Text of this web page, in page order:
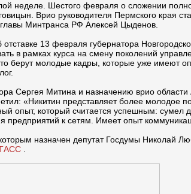
неделе. Шестого февраля о сложении
Врио руководителя Пермского края
Минтранса РФ Алексей Цыденов.
отставке 13 февраля губернатора
в рамках курса на смену поколений
берут молодые кадры, которые уже имеют
Сергея Митина и назначению врио
«Никитин представляет более молодое
опыт, который считается успешным: сумел
предприятий к сетям. Имеет опыт
назначен депутат Госдумы Николай